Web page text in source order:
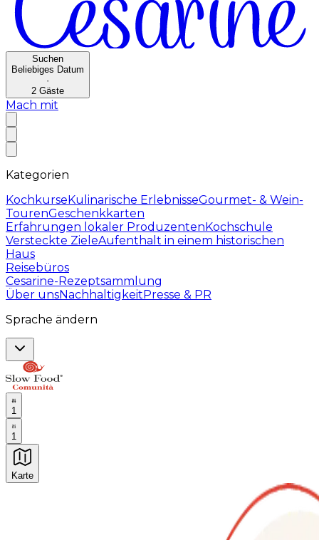
Suchen
Beliebiges Datum
·
2 Gäste
Mach mit
Kategorien
KochkurseKulinarische ErlebnisseGourmet- & Wein-
TourenGeschenkkarten
Erfahrungen lokaler ProduzentenKochschule
Versteckte ZieleAufenthalt in einem historischen
Haus
Reisebüros
Cesarine-Rezeptsammlung
Über unsNachhaltigkeitPresse & PR
Sprache ändern
1
1
Karte
Unvergessliche kulinarische Erlebnisse: